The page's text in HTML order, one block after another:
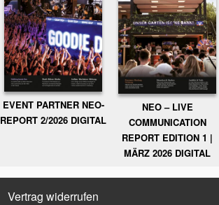
EVENT PARTNER NEO-
REPORT 2/2026 DIGITAL
NEO – LIVE
COMMUNICATION
REPORT EDITION 1 |
MÄRZ 2026 DIGITAL
Vertrag widerrufen